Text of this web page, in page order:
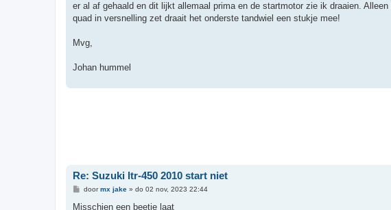
er al af gehaald en dit lijkt allemaal prima en de startmotor zie ik draaien.
quad in versnelling zet draait het onderste tandwiel een stukje mee!
Mvg,
Johan hummel
Re: Suzuki ltr-450 2010 start niet
B
r
doormx jake» do 02 nov, 2023 22:44
Misschien een beetje laat